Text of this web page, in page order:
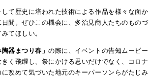
て歴史に培われた技術による作品を様々な面か
間。ぜひこの機会に、多治見商人たちのものづ
てほしい。
陶器まつり春」の際に、イベントの告知ムービー
く飛躍し、祭にかける思いだけでなく、コロナ
改めて気づいた地元のキーパーソンらがたじみ